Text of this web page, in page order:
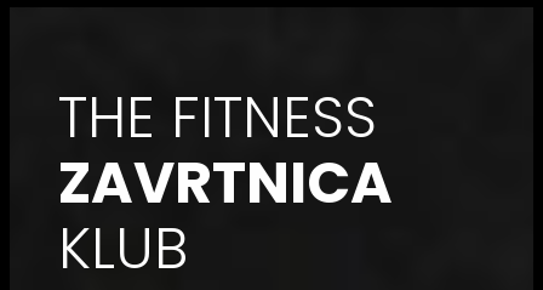
THE FITNESS
ZAVRTNICA
KLUB